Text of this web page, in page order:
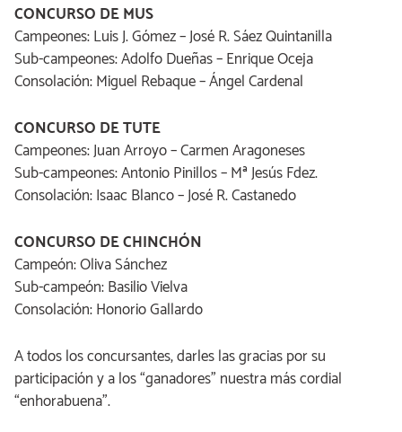
CONCURSO DE MUS
Campeones: Luis J. Gómez – José R. Sáez Quintanilla
Sub-campeones: Adolfo Dueñas – Enrique Oceja
Consolación: Miguel Rebaque – Ángel Cardenal
CONCURSO DE TUTE
Campeones: Juan Arroyo – Carmen Aragoneses
Sub-campeones: Antonio Pinillos – Mª Jesús Fdez.
Consolación: Isaac Blanco – José R. Castanedo
CONCURSO DE CHINCHÓN
Campeón: Oliva Sánchez
Sub-campeón: Basilio Vielva
Consolación: Honorio Gallardo
A todos los concursantes, darles las gracias por su
participación y a los “ganadores” nuestra más cordial
“enhorabuena”.